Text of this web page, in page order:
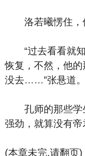
洛若曦愣住，
“过去看看就知
恢复，不然，他
没去……”张悬道。
孔师的那些学
强劲，就算没有帝
(本章未完,请翻页)